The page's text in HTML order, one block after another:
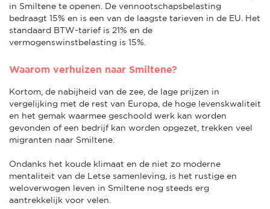
in Smiltene te openen. De vennootschapsbelasting
bedraagt 15% en is een van de laagste tarieven in de EU. Het
standaard BTW-tarief is 21% en de
vermogenswinstbelasting is 15%.
Waarom verhuizen naar Smiltene?
Kortom, de nabijheid van de zee, de lage prijzen in
vergelijking met de rest van Europa, de hoge levenskwaliteit
en het gemak waarmee geschoold werk kan worden
gevonden of een bedrijf kan worden opgezet, trekken veel
migranten naar Smiltene.
Ondanks het koude klimaat en de niet zo moderne
mentaliteit van de Letse samenleving, is het rustige en
weloverwogen leven in Smiltene nog steeds erg
aantrekkelijk voor velen.